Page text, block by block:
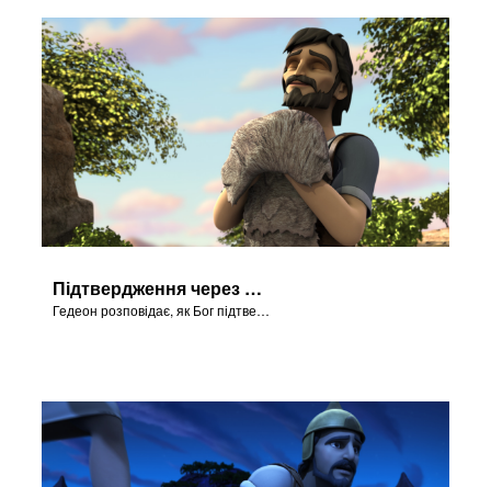
Підтвердження через руно
Гедеон розповідає, як Бог підтвердив Свою волю через вовняне руно.